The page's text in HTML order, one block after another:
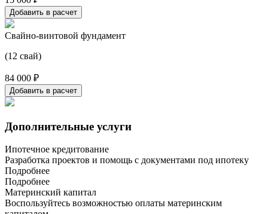
Добавить в расчет
Свайно-винтовой фундамент
(12 свай)
84 000 ₽
Добавить в расчет
Дополнительные услуги
Ипотечное кредитование
Разработка проектов и помощь с документами под ипотеку
Подробнее
Подробнее
Материнский капитал
Воспользуйтесь возможностью оплаты материнским